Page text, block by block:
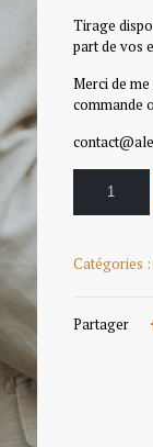
Tirage
part de vos
Merci de
commande
Catégories :
Partager